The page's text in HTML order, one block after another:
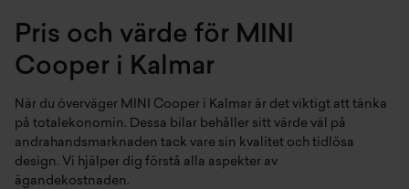
Pris och värde för MINI
Cooper i Kalmar
När du överväger MINI Cooper i Kalmar är det viktigt att tänka
på totalekonomin. Dessa bilar behåller sitt värde väl på
andrahandsmarknaden tack vare sin kvalitet och tidlösa
design. Vi hjälper dig förstå alla aspekter av
ägandekostnaden.